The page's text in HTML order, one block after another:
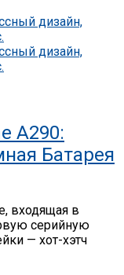
A290:
Батарея
входящая в
серийную
— хот-хэтч